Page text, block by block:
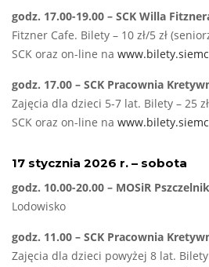
godz. 17.00-19.00 – SCK Willa
Fitzner Cafe. Bilety – 10 zł/5 zł
SCK oraz on-line na
godz. 17.00 – SCK Pracownia
Zajęcia dla dzieci 5-7 lat. Bilety – 25
SCK oraz on-line na
17 stycznia 2026 r. – sobota
godz. 10.00-20.00 – MOSiR Pszczelnik
Lodowisko
godz. 11.00 – SCK Pracownia
Zajęcia dla dzieci powyżej 8 lat.